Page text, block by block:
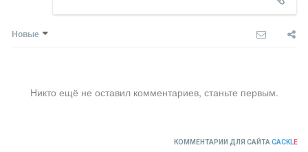
Новые
Никто ещё не оставил комментариев, станьте первым.
КОММЕНТАРИИ ДЛЯ САЙТА CACKLE